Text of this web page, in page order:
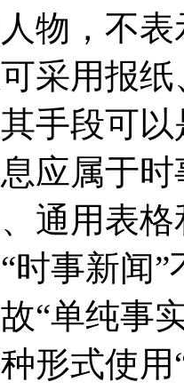
物，不
采用报
手段可
应属于
通用表
时事新闻
“单纯事
形式使